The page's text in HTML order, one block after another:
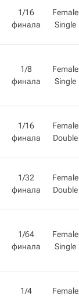
1/16
финала
Female
Single
1/8
финала
Female
Single
1/16
финала
Female
Double
1/32
финала
Female
Double
1/64
финала
Female
Single
1/4
Female